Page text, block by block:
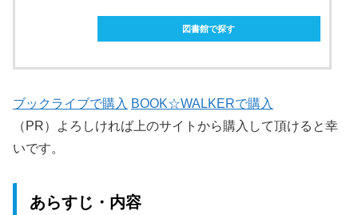
図書館で探す
ブックライブで購入 BOOK☆WALKERで購入
（PR）よろしければ上のサイトから購入して頂けると幸
いです。
あらすじ・内容